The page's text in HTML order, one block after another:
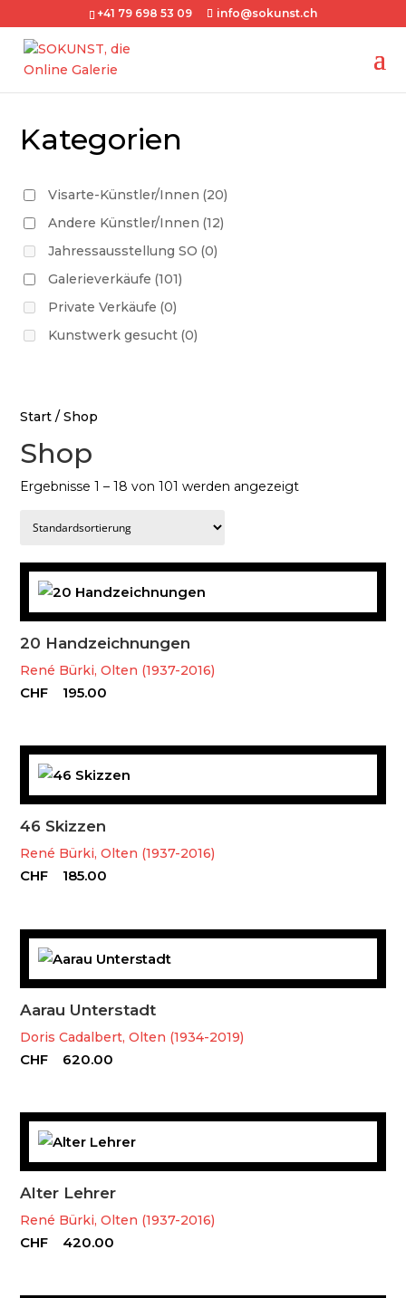
+41 79 698 53 09 info@sokunst.ch
Start / Shop
Shop
Ergebnisse 1 – 18 von 101 werden angezeigt
20 Handzeichnungen
René Bürki, Olten (1937-2016)
CHF 195.00
46 Skizzen
René Bürki, Olten (1937-2016)
CHF 185.00
Aarau Unterstadt
Doris Cadalbert, Olten (1934-2019)
CHF 620.00
Alter Lehrer
René Bürki, Olten (1937-2016)
CHF 420.00
Kategorien
Visarte-Künstler/Innen (20)
Andere Künstler/Innen (12)
Jahressausstellung SO (0)
Galerieverkäufe (101)
Private Verkäufe (0)
Kunstwerk gesucht (0)